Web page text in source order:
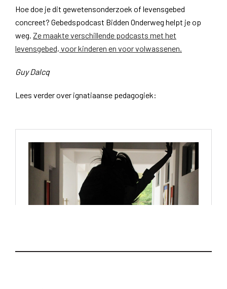
Hoe doe je dit gewetensonderzoek of levensgebed
concreet? Gebedspodcast Bidden Onderweg helpt je op
weg. Ze maakte verschillende podcasts met het
levensgebed, voor kinderen en voor volwassenen.
Guy Dalcq
Lees verder over ignatiaanse pedagogiek: